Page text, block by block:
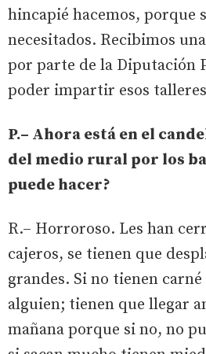
hincapié hacemos, porque
necesitados. Recibimos
por parte de la Diputación
poder impartir esos
P.– Ahora está en el
del medio rural por los
puede hacer?
R.– Horroroso. Les han
cajeros, se tienen que
grandes. Si no tienen
alguien; tienen que llegar
mañana porque si no, no